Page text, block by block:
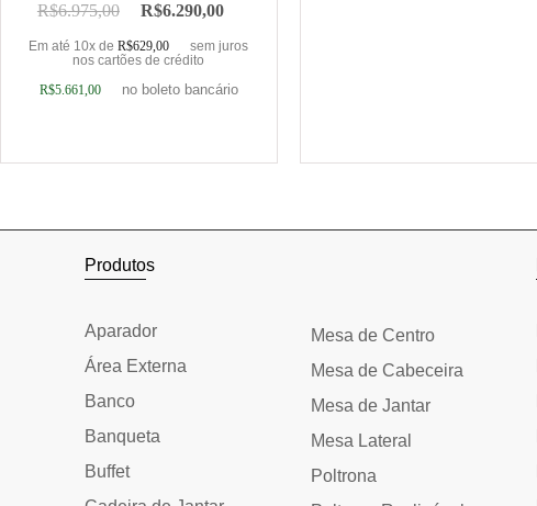
R$6.975,00 R$6.290,00
Em até 10x deR$629,00
sem juros
nos cartões de crédito
R$5.661,00 no boleto bancário
Produtos
Aparador
Área Externa
Banco
Banqueta
Buffet
Mesa de Centro
Mesa de Cabeceira
Mesa de Jantar
Mesa Lateral
Poltrona